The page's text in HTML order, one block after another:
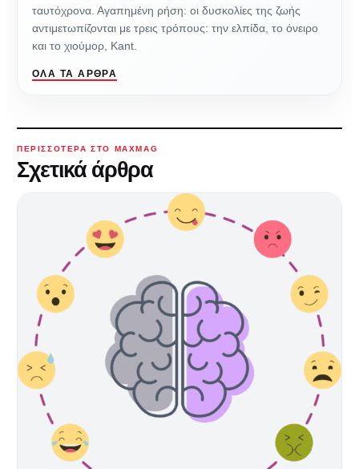
ταυτόχρονα. Αγαπημένη ρήση: οι δυσκολίες της ζωής
αντιμετωπίζονται με τρεις τρόπους: την ελπίδα, το όνειρο
και το χιούμορ, Kant.
ΌΛΑ ΤΑ ΆΡΘΡΑ
ΠΕΡΙΣΣΌΤΕΡΑ ΣΤΟ MAXMAG
Σχετικά άρθρα